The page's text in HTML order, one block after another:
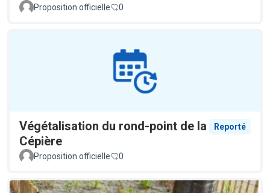
Proposition officielle 0
Végétalisation du rond-point de la
Cépière
Reporté
Proposition officielle 0